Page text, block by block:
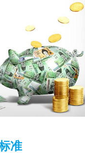
准